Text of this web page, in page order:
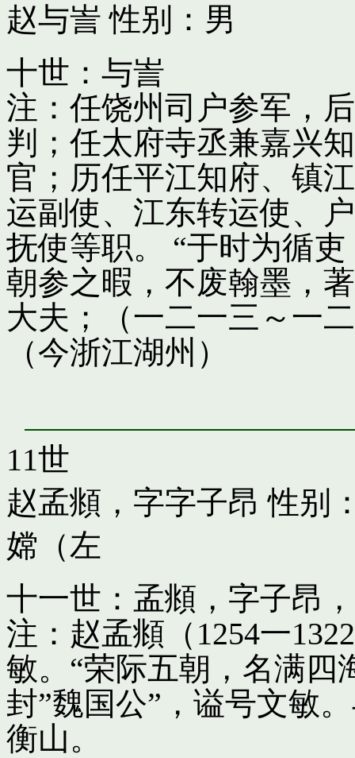
赵与訔 性别：男
十世：与訔
注：任饶州司户参军，
判；任太府寺丞兼嘉兴
官；历任平江知府、镇
运副使、江东转运使、
抚使等职。 “于时为循
朝参之暇，不废翰墨，
大夫；（一二一三～一
（今浙江湖州）
11世
赵孟頫，字字子昂 性别
嫦（左
十一世：孟頫，字子昂
注：赵孟頫（1254一
敏。“荣际五朝，名满四
封”魏国公”，谥号文敏
衡山。